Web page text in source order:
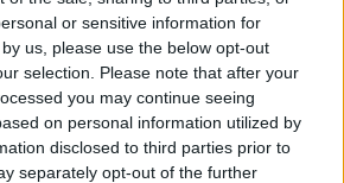
or sensitive information for
us, please use the below opt-out
selection. Please note that after your
you may continue seeing
on personal information utilized by
disclosed to third parties prior to
separately opt-out of the further